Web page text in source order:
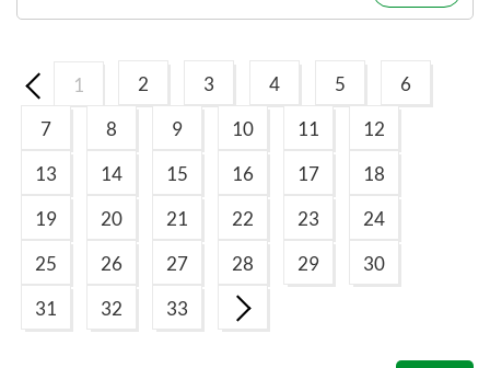
1 2 3 4 5
6
7
8 9 10 11
12
13
14 15 16 17
18
19
20 21 22 23
24
25
26 27 28 29
30
31
32 33